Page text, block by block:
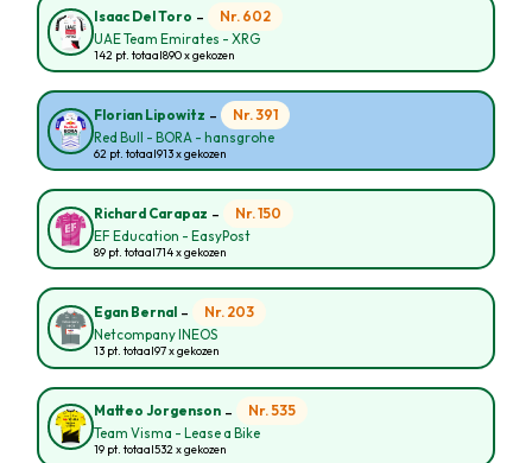
Isaac Del Toro - Nr. 602
UAE Team Emirates - XRG
142 pt. totaal890 x gekozen
Florian Lipowitz - Nr. 391
Red Bull - BORA - hansgrohe
62 pt. totaal913 x gekozen
Richard Carapaz - Nr. 150
EF Education - EasyPost
89 pt. totaal714 x gekozen
Egan Bernal - Nr. 203
Netcompany INEOS
13 pt. totaal97 x gekozen
Matteo Jorgenson - Nr. 535
Team Visma - Lease a Bike
19 pt. totaal532 x gekozen